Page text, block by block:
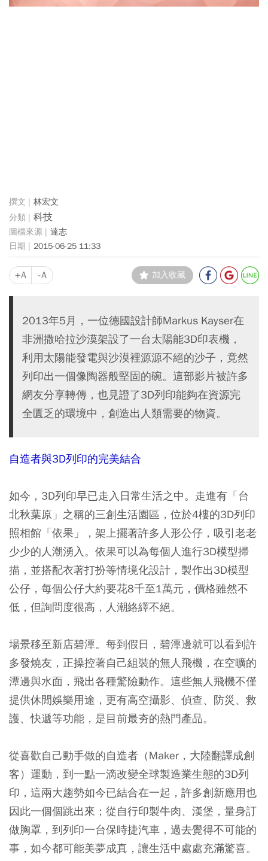
林宏文
科技
達志
2015-06-25 11:33
+A -A 加入收藏
2013年5月，一位德國設計師Markus Kayser在
非洲撒哈拉沙漠架設了一台太陽能3D印表機，
利用太陽能發電與沙漠裡源源不絕的沙子，竟然
列印出一個像陶器般堅固的碗。這部影片被許多
網友分享轉傳，也見證了3D列印能夠在資源完
全匱乏的環境中，創造出人類需要的物資。
自造者與3D列印的完美結合
如今，3D列印早已走入日常生活之中。走進有「台
北秋葉原」之稱的三創生活園區，位於4樓的3D列印
照相館「依果」，架上擺著許多人形公仔，吸引老老
少少的人潮湧入。依果可以為每個人進行3D模型掃
描，並搭配衣著打扮等情境化設計，製作出3D模型
公仔，每個公仔大約要花8千至1萬元，價格雖然不
低，但詢問度很高，人潮絡繹不絕。
場景移至新店碧潭。每到假日，碧潭邊就可以看到許
多發燒友，正操控著自己組裝的無人飛機，在空曠的
潭邊與水面，飛出各種驚險動作。這些無人飛機不僅
提供休閒娛樂用途，更有高空攝影、偵查、防災、救
護、快遞等功能，是目前最夯的熱門產品。
從喜歡自己動手做的自造者（Maker，大陸翻譯成創
客）運動，到一點一滴改變全球製造業生態的3D列
印，這兩大趨勢如今已結合在一起，許多創新應用也
因此一個個跳出來；從自行印製牛肉、漢堡，量身訂
做胸罩，到列印一台保時捷汽車，過去覺得不可能的
事，如今都可能美夢成真，讓生活中處處充滿驚喜。